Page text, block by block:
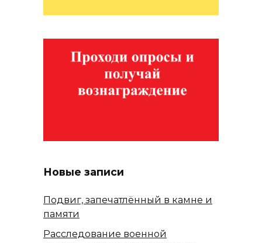
Новые записи
Подвиг, запечатлённый в камне и
памяти
Расследование военной